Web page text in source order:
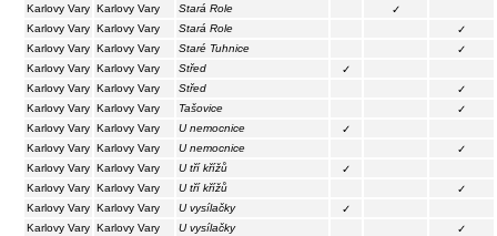
Karlovy Vary Karlovy Vary Stará Role
✓
Karlovy Vary Karlovy Vary Stará Role
✓
Karlovy Vary Karlovy Vary Staré Tuhnice
✓
Karlovy Vary Karlovy Vary Střed
✓
Karlovy Vary Karlovy Vary Střed
✓
Karlovy Vary Karlovy Vary Tašovice
✓
Karlovy Vary Karlovy Vary U nemocnice
✓
Karlovy Vary Karlovy Vary U nemocnice
✓
Karlovy Vary Karlovy Vary U tří křížů
✓
Karlovy Vary Karlovy Vary U tří křížů
✓
Karlovy Vary Karlovy Vary U vysílačky
✓
Karlovy Vary Karlovy Vary U vysílačky
✓